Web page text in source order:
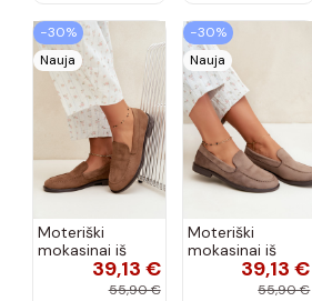
−30%
Nauja
Moteriški
mokasinai iš
dirbtinės
zomšos, rudos
39,13 €
55,90 €
−30%
Nauja
Moteriški
mokasinai iš
dirbtinės
zomšos, molio
39,13 €
55,90 €